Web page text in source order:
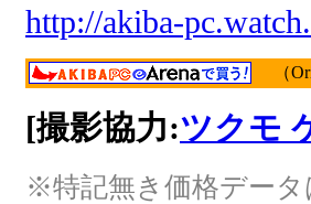
http://akiba-
（
[撮影協力:ツクモ
※特記無き価格データ